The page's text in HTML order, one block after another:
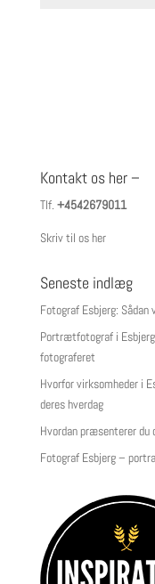
Kontakt os her –
Tlf. +4542679011
Skriv til os her
Seneste indlæg
Fotograf Esbjerg:
Portrætfotograf i
fotograferet
Hvorfor virksomheder i
deres hverdag
Hvordan præsenterer du
Fotograf Esbjerg –